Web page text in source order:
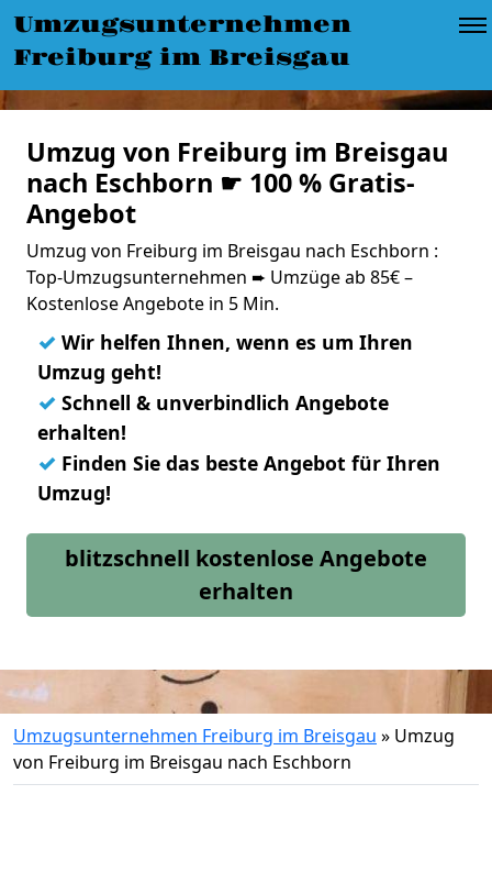
Umzugsunternehmen
Freiburg im Breisgau
Umzug von Freiburg im Breisgau
nach Eschborn ☛ 100 % Gratis-
Angebot
Umzug von Freiburg im Breisgau nach Eschborn :
Top-Umzugsunternehmen ➨ Umzüge ab 85€ –
Kostenlose Angebote in 5 Min.
✓ Wir helfen Ihnen, wenn es um Ihren
Umzug geht!
✓ Schnell & unverbindlich Angebote
erhalten!
✓ Finden Sie das beste Angebot für Ihren
Umzug!
blitzschnell kostenlose Angebote
erhalten
Umzugsunternehmen Freiburg im Breisgau » Umzug
von Freiburg im Breisgau nach Eschborn